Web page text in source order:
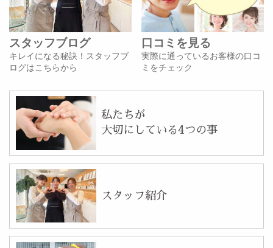
スタッフブログ
キレイになる秘訣！スタッフブ
ログはこちらから
口コミを見る
実際に通っているお客様の口コ
ミをチェック
私たちが
大切にしている4つの事
スタッフ紹介